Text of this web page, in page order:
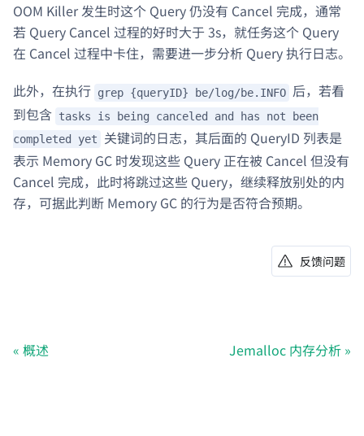
OOM Killer 发生时这个 Query 仍没有 Cancel 完成，通常
若 Query Cancel 过程的好时大于 3s，就任务这个 Query
在 Cancel 过程中卡住，需要进一步分析 Query 执行日志。
此外，在执行 grep {queryID} be/log/be.INFO 后，若看
到包含 tasks is being canceled and has not been
completed yet
关键词的日志，其后面的 QueryID 列表是
表示 Memory GC 时发现这些 Query 正在被 Cancel 但没有
Cancel 完成，此时将跳过这些 Query，继续释放别处的内
存，可据此判断 Memory GC 的行为是否符合预期。
反馈问题
概述 Jemalloc 内存分析